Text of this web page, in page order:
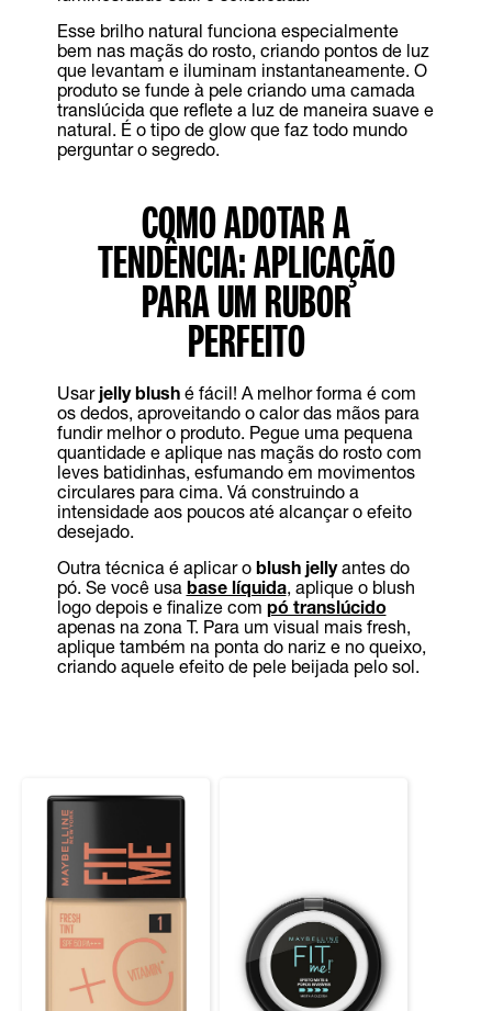
Esse brilho natural funciona especialmente
bem nas maçãs do rosto, criando pontos de luz
que levantam e iluminam instantaneamente. O
produto se funde à pele criando uma camada
translúcida que reflete a luz de maneira suave e
natural. É o tipo de glow que faz todo mundo
perguntar o segredo.
COMO ADOTAR A
TENDÊNCIA: APLICAÇÃO
PARA UM RUBOR
PERFEITO
Usar jelly blushé fácil! A melhor forma é com
os dedos, aproveitando o calor das mãos para
fundir melhor o produto. Pegue uma pequena
quantidade e aplique nas maçãs do rosto com
leves batidinhas, esfumando em movimentos
circulares para cima. Vá construindo a
intensidade aos poucos até alcançar o efeito
desejado.
Outra técnica é aplicar o blush jellyantes do
pó. Se você usa base líquida, aplique o blush
logo depois e finalize com pó translúcido
apenas na zona T. Para um visual mais fresh,
aplique também na ponta do nariz e no queixo,
criando aquele efeito de pele beijada pelo sol.